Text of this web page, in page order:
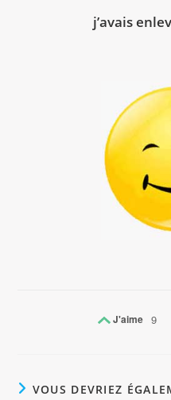
j’avais
J'aime 9
VOUS DEVRIEZ